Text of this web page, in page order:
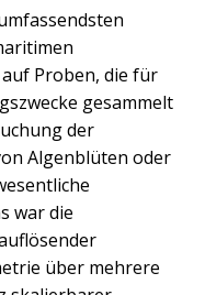
Proben, die für
gesammelt
der
Algenblüten oder
war die
über mehrere